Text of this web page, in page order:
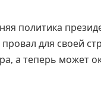
политика
для своей
а теперь может